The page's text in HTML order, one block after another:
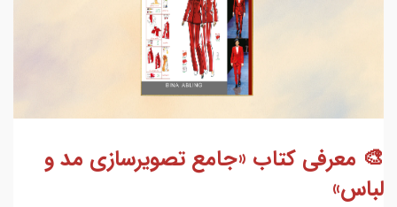
🎨 معرفی کتاب «جامع تصویرسازی مد و
لباس»